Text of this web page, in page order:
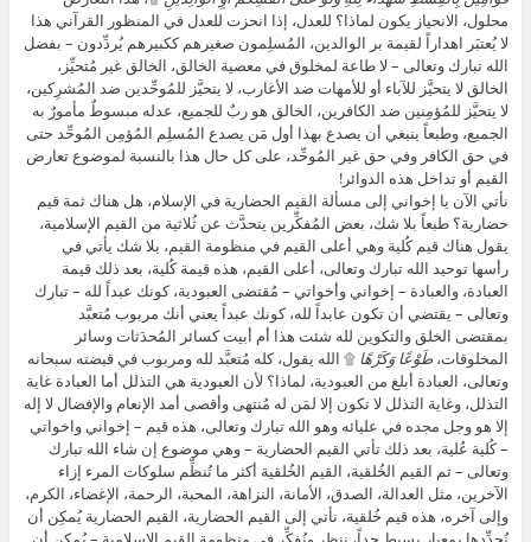
محلول، الانحياز يكون لماذا؟ للعدل، إذا انحزت للعدل في المنظور القرآني هذا
لا يُعتبَر اهداراً لقيمة بر الوالدين، المُسلِمون صغيرهم ككبيرهم يُردِّدون – بفضل
الله تبارك وتعالى – لا طاعة لمخلوق في معصية الخالق، الخالق غير مُتحيِّز،
الخالق لا يتحيَّز للآباء أو للأمهات ضد الأغارب، لا يتحيَّز للمُوحِّدين ضد المُشرِكين،
لا يتحيَّز للمُؤمِنين ضد الكافرين، الخالق هو ربٌ للجميع، عدله مبسوطٌ مأمورٌ به
الجميع، وطبعاً ينبغي أن يصدع بهذا أول مَن يصدع المُسلِم المُؤمِن المُوحِّد حتى
في حق الكافر وفي حق غير المُوحِّد، على كل حال هذا بالنسبة لموضوع تعارض
القيم أو تداخل هذه الدوائر!
نأتي الآن يا إخواني إلى مسألة القيم الحضارية في الإسلام، هل هناك ثمة قيم
حضارية؟ طبعاً بلا شك، بعض المُفكِّرين يتحدَّث عن ثُلاثية من القيم الإسلامية،
يقول هناك قيم كُلية وهي أعلى القيم في منظومة القيم، بلا شك يأتي في
رأسها توحيد الله تبارك وتعالى، أعلى القيم، هذه قيمة كُلية، بعد ذلك قيمة
العبادة، والعبادة – إخواني وأخواتي – مُقتضى العبودية، كونك عبداً لله – تبارك
وتعالى – يقتضي أن تكون عابداً لله، كونك عبداً يعني أنك مربوب مُتعبَّد
بمقتضى الخلق والتكوين لله شئت هذا أم أبيت كسائر المُحدَثات وسائر
المخلوقات،طَوْعًا وَكَرْهًا ۩ الله يقول، كله مُتعبَّد لله ومربوب في قبضته سبحانه
وتعالى، العبادة أبلغ من العبودية، لماذا؟ لأن العبودية هي التذلل أما العبادة غاية
التذلل، وغاية التذلل لا تكون إلا لمَن له مُنتهى وأقصى أمد الإنعام والإفضال لا إله
إلا هو وجل مجده في عليائه وهو الله تبارك وتعالى، هذه قيم – إخواني واخواتي
– كُلية عُلية، بعد ذلك تأتي القيم الحضارية – وهي موضوع إن شاء الله تبارك
وتعالى – ثم القيم الخُلقية، القيم الخُلقية أكثر ما تُنظِّم سلوكات المرء إزاء
الآخرين، مثل العدالة، الصدق، الأمانة، النزاهة، المحبة، الرحمة، الإغضاء، الكرم،
وإلى آخره، هذه قيم خُلقية، نأتي إلى القيم الحضارية، القيم الحضارية يُمكِن أن